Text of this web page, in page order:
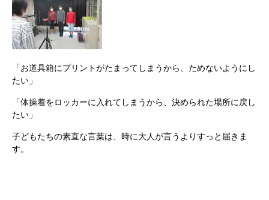
「お道具箱にプリントがたまってしまうから、ためないようにし
たい」
「体操着をロッカーに入れてしまうから、決められた場所に戻し
たい」
子どもたちの素直な言葉は、時に大人が言うよりすっと届きま
す。